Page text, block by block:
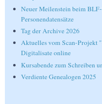
Neuer Meilenstein beim
Personendatensätze
Tag der Archive 2026
Aktuelles vom Scan-Projekt
Digitalisate online
Kursabende zum Schreiben
Verdiente Genealogen 2025